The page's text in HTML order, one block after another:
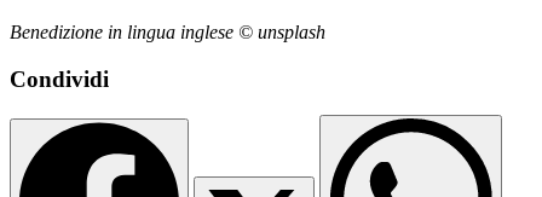
Benedizione in lingua inglese © unsplash
Condividi